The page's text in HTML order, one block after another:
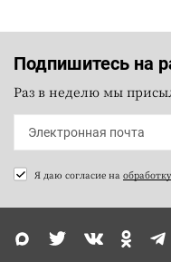
Подпишитесь на
Раз в неделю мы
Я даю согласие на